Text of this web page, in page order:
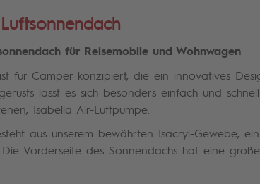
für Reisemobile und Wohnwagen
für Camper konzipiert, die ein innovatives
lässt es sich besonders einfach und
Isabella Air-Luftpumpe.
aus unserem bewährten Isacryl-Gewebe,
Vorderseite des Sonnendachs hat eine